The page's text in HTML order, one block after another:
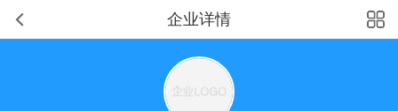
企业详情